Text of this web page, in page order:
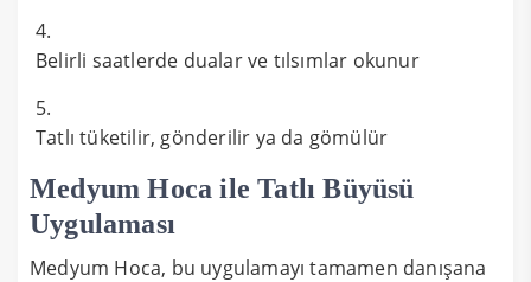
Belirli saatlerde dualar ve tılsımlar okunur
Tatlı tüketilir, gönderilir ya da gömülür
Medyum Hoca ile Tatlı Büyüsü
Uygulaması
Medyum Hoca, bu uygulamayı tamamen danışana